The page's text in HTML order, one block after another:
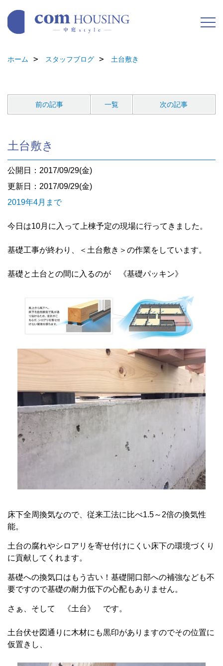
ホーム スタッフブログ 土台敷き
前の記事 一覧 次の記事
土台敷き
公開日：2017/09/29(金)
更新日：2017/09/29(金)
2019年4月まで
今日は10月に入って上棟予定の現場に行ってきました。
基礎工事が終わり、＜土台敷き＞の作業をしています。
基礎と土台との間に入るのが 《基礎パッキン》
床下全周換気なので、従来工法に比べ1.5～2倍の換気性
能。
土台の腐れやシロアリを寄せ付けにくい床下の環境づくり
に貢献してくれます。
基礎への換気口はもう古い！基礎開口部への補強なども不
要ですので基礎の耐力低下の心配もありません。
さぁ、そして 《土台》 です。
土台伏せ図通りに木材にも黒印がありますのでその位置に
仮置きし、